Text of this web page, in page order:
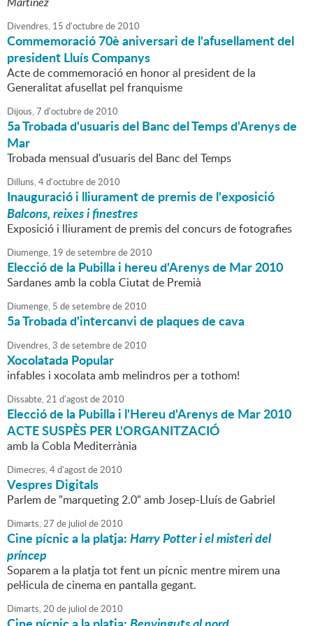
Divendres, 15 d'octubrede2010
Commemoració 70è aniversari de l'afusellament del
president Lluís Companys
Acte de commemoració en honor al president de la
Generalitat afusellat pel franquisme
Dijous,7 d'octubrede2010
5a Trobada d'usuaris del Banc del Temps d'Arenys de
Mar
Trobada mensual d'usuaris del Banc del Temps
Dilluns,4d'octubrede2010
Inauguració i lliurament de premis de l'exposició
Balcons, reixes i finestres
Exposició i lliurament de premis del concurs de fotografies
Diumenge, 19 desetembrede2010
Elecció de la Pubilla i hereu d'Arenys de Mar 2010
Sardanes amb la cobla Ciutat de Premià
Diumenge, 5 desetembrede2010
5a Trobada d'intercanvi de plaques de cava
Divendres,3 desetembrede2010
Xocolatada Popular
infables i xocolata amb melindros per a tothom!
Dissabte,21 d'agostde2010
Elecció de la Pubilla i l'Hereu d'Arenys de Mar 2010
ACTE SUSPÈS PER L'ORGANITZACIÓ
amb la Cobla Mediterrània
Dimecres,4d'agostde2010
Vespres Digitals
Parlem de "marqueting 2.0" amb Josep-Lluís de Gabriel
Dimarts,27 de juliol de2010
Cine pícnic a la platja:Harry Potter i el misteri del
príncep
Soparem a la platja tot fent un pícnic mentre mirem una
pel·licula de cinema en pantalla gegant.
Dimarts,20 de juliol de2010